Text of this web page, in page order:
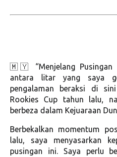
🇲🇾 “Menjelang Pusingan
antara litar yang saya
pengalaman beraksi di
Rookies Cup tahun lalu,
berbeza dalam Kejuaraan
Berbekalkan momentum
lalu, saya menyasarkan
pusingan ini. Saya perlu